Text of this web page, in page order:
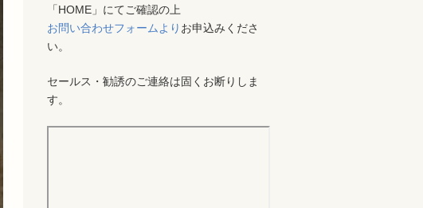
「HOME」にてご確認の上
お問い合わせフォームより お申込みくださ
い。
セールス・勧誘のご連絡は固くお断りしま
す。